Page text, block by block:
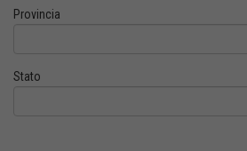
Provincia
Stato